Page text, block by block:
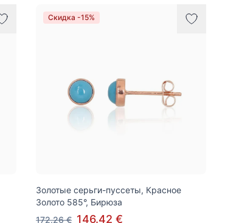
Скидка -15%
Золотые серьги-пуссеты, Красное
Золото 585°, Бирюза
172.26 € 146.42 €